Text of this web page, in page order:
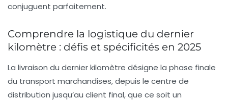
conjuguent parfaitement.
Comprendre la logistique du dernier
kilomètre : défis et spécificités en 2025
La livraison du dernier kilomètre désigne la phase finale
du transport marchandises, depuis le centre de
distribution jusqu’au client final, que ce soit un